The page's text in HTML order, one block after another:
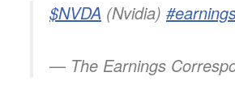
$NVDA (Nvidia)
— The Earnings